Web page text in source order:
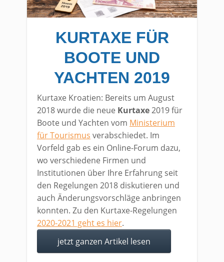
KURTAXE FÜR
BOOTE UND
YACHTEN 2019
Kurtaxe Kroatien: Bereits um August
2018 wurde die neue Kurtaxe2019 für
Boote und Yachten vom Ministerium
für Tourismus verabschiedet. Im
Vorfeld gab es ein Online-Forum dazu,
wo verschiedene Firmen und
Institutionen über Ihre Erfahrung seit
den Regelungen 2018 diskutieren und
auch Änderungsvorschläge anbringen
konnten. Zu den Kurtaxe-Regelungen
2020-2021 geht es hier.
jetzt ganzen Artikel lesen